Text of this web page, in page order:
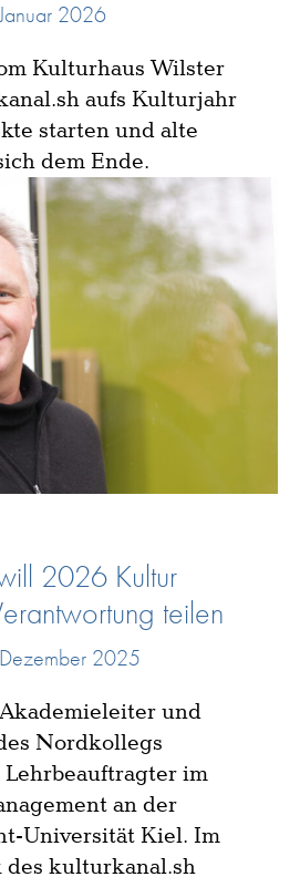
2026
Kulturhaus Wilster
aufs Kulturjahr
starten und alte
dem Ende.
2026 Kultur
teilen
2025
und
Nordkollegs
im
an der
Universität Kiel. Im
kulturkanal.sh